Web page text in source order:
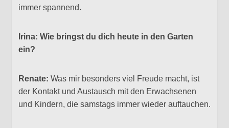
immer spannend.
Irina: Wie bringst du dich heute in den Garten
ein?
Renate: Was mir besonders viel Freude macht, ist
der Kontakt und Austausch mit den Erwachsenen
und Kindern, die samstags immer wieder auftauchen.